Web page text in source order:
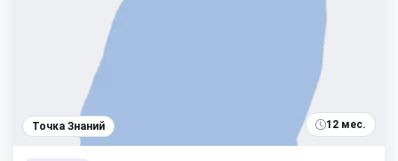
Точка Знаний 12 мес.